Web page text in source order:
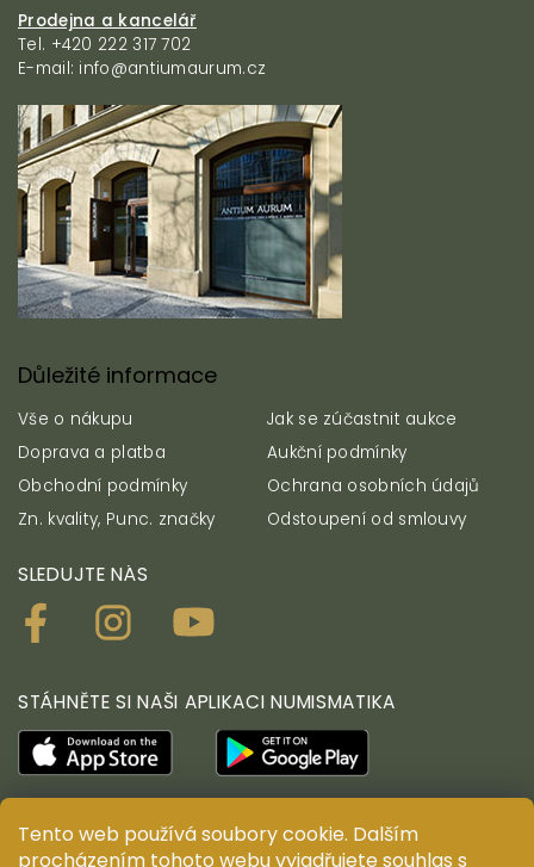
Tento web používá soubory cookie. Dalším
procházením tohoto webu vyjadřujete souhlas s
Prodejna a kancelář
Tel. +420 222 317 702
E-mail: info@antiumaurum.cz
Důležité informace
Vše o nákupu
Jak se zúčastnit aukce
Doprava a platba
Aukční podmínky
Obchodní podmínky
Ochrana osobních údajů
Zn. kvality, Punc. značky
Odstoupení od smlouvy
SLEDUJTE NÁS
STÁHNĚTE SI NAŠI APLIKACI NUMISMATIKA
© ANTIUM AURUM s.r.o. Všechna práva vyhrazena.